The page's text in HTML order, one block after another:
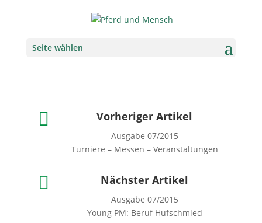
Seite wählen
 Vorheriger Artikel
Ausgabe 07/2015
Turniere – Messen – Veranstaltungen
 Nächster Artikel
Ausgabe 07/2015
Young PM: Beruf Hufschmied